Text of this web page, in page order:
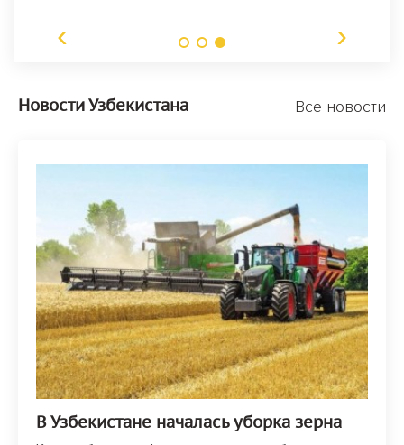
‹ ›
Новости Узбекистана Все новости
В Узбекистане началась уборка зерна